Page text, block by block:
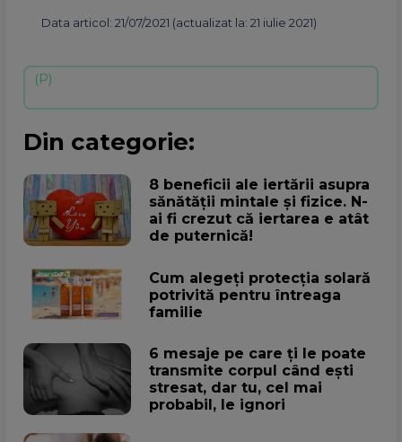
Data articol: 21/07/2021 (actualizat la: 21 iulie 2021)
Din categorie:
8 beneficii ale iertării asupra
sănătății mintale și fizice. N-
ai fi crezut că iertarea e atât
de puternică!
Cum alegeţi protecţia solară
potrivită pentru întreaga
familie
6 mesaje pe care ți le poate
transmite corpul când ești
stresat, dar tu, cel mai
probabil, le ignori